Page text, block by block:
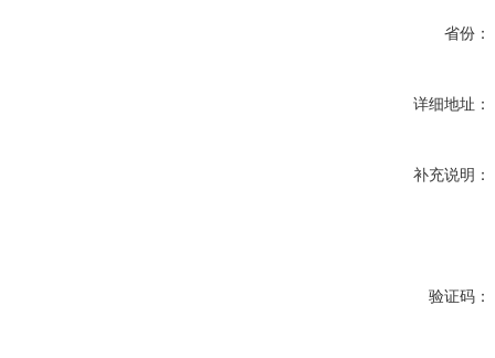
省份：
详细地址：
补充说明：
验证码：